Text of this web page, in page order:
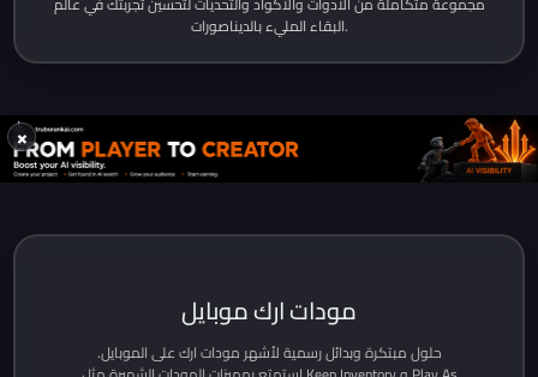
البقاء المليء بالديناصورات.
×
مودات ارك موبايل
حلول مبتكرة وبدائل رسمية لأشهر مودات ارك على الموبايل.